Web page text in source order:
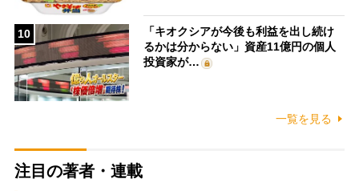
10
「キオクシアが今後も利益を出し続け
るかは分からない」資産11億円の個人
投資家が…
一覧を見る
注目の著者・連載